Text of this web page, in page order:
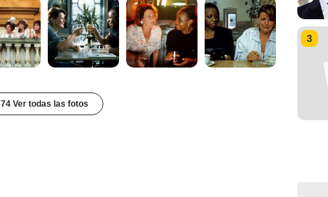
74 Ver todas las fotos
3